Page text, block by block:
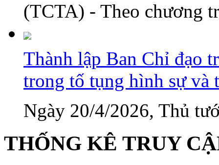
(TCTA) - Theo chương
Thành lập Ban Chỉ đạo
trong tố tụng hình sự và
Ngày 20/4/2026, Thủ
THỐNG KÊ TRUY